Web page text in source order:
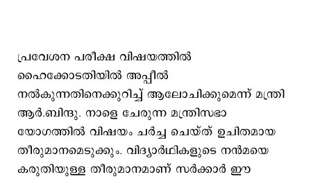
പ്രവേശന പരീക്ഷ വിഷയത്തിൽ
ഹൈക്കോടതിയിൽ അപ്പീൽ
നൽകുന്നതിനെക്കുറിച്ച് ആലോചിക്കുമെന്ന് മന്ത്രി
ആർ.ബിന്ദു. നാളെ ചേരുന്ന മന്ത്രിസഭാ
യോഗത്തിൽ വിഷയം ചർച്ച ചെയ്ത് ഉചിതമായ
തീരുമാനമെടുക്കും. വിദ്യാർഥികളുടെ നൻമയെ
കരുതിയുള്ള തീരുമാനമാണ് സർക്കാർ ഈ